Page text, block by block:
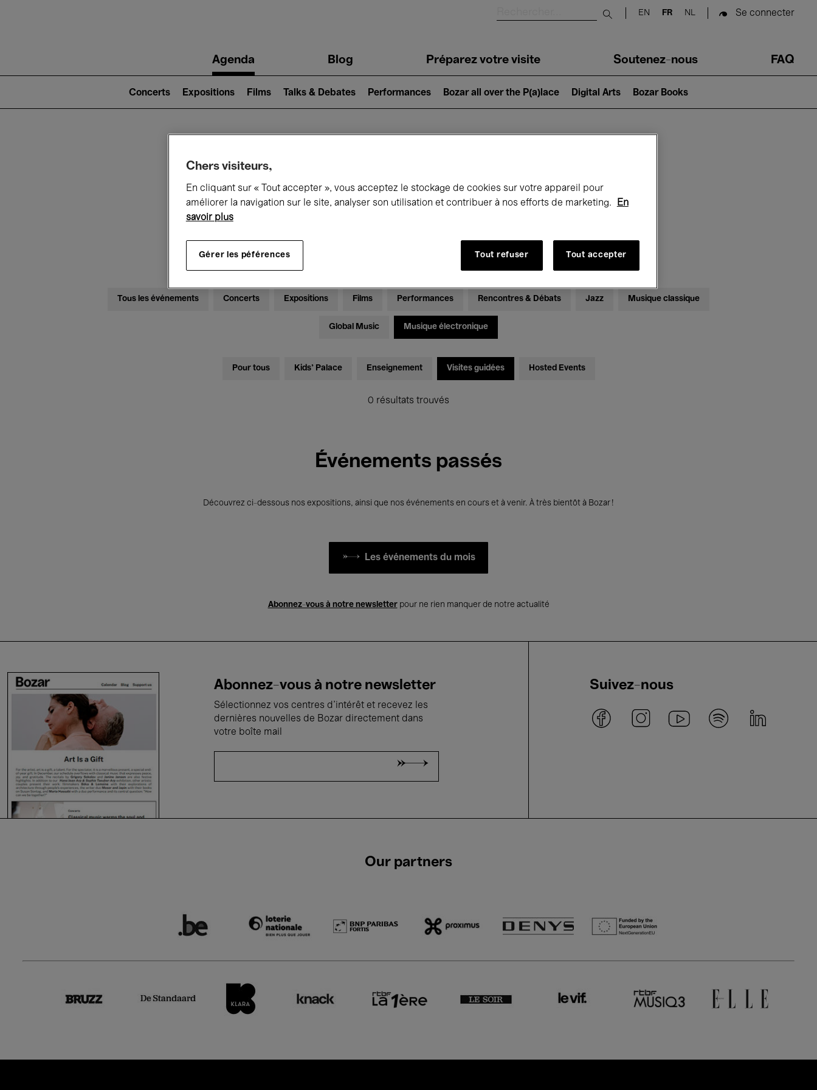
Submit search
EN FR NL Se connecter
navigationAgenda Blog Préparez votre visite Soutenez-nous FAQ
2)
Concerts Expositions Films Talks & Debates Performances Bozar all over the P(a)lace Digital Arts Bozar Books
Ce qui se passe à Bozar
Tous les événements Concerts Expositions Films Performances Rencontres & Débats Jazz Musique classique
Global Music Musique électronique
Pour tous Kids’ Palace Enseignement Visites guidées Hosted Events
0 résultats trouvés
Événements passés
Découvrez ci-dessous nos expositions, ainsi que nos événements en cours et à venir. À très bientôt à Bozar !
Les événements du mois
Abonnez-vous à notre newsletterpour ne rien manquer de notre actualité
Abonnez-vous à notre newsletter
Sélectionnez vos centres d'intérêt et recevez les
dernières nouvelles de Bozar directement dans
votre boîte mail
Suivez-nous
Our partners
Chers visiteurs,
En cliquant sur « Tout accepter », vous acceptez le stockage de cookies sur votre appareil pour
améliorer la navigation sur le site, analyser son utilisation et contribuer à nos efforts de marketing.
En
savoir plus
Gérer les péférences Tout refuser Tout accepter